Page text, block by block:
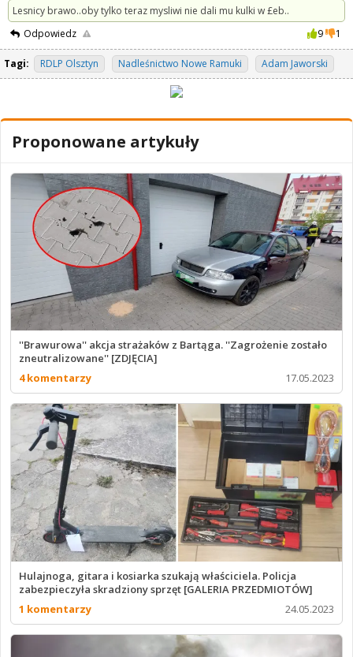
Lesnicy brawo..oby tylko teraz mysliwi nie dali mu kulki w £eb..
Odpowiedz
9 1
Tagi: RDLP Olsztyn Nadleśnictwo Nowe Ramuki Adam Jaworski
Proponowane artykuły
''Brawurowa'' akcja strażaków z Bartąga. ''Zagrożenie zostało
zneutralizowane'' [ZDJĘCIA]
4 komentarzy
17.05.2023
Hulajnoga, gitara i kosiarka szukają właściciela. Policja
zabezpieczyła skradziony sprzęt [GALERIA PRZEDMIOTÓW]
1 komentarzy
24.05.2023